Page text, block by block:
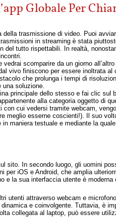
Globale Per
trasmissione di video. Puoi
in streaming è stata
tutto rispettabili. In realtà,
scomparire da un giorno
vivo finiscono per essere inoltrata
che prolunga i tempi di
una soluzione.
principale dello stesso e fai clic sul
alla categoria oggetto di
cui vedersi tramite webcam,
meglio esserne coscienti!). Il suo
maniera testuale e mediante la
sito. In secondo luogo, gli uomini
per iOS e Android, che amplia
e la sua interfaccia utente è moderna
utenti attraverso webcam e
e coinvolgente. Tuttavia, è
collegata al laptop, può essere